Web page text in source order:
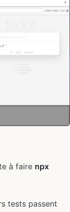
à faire npx
tests passent